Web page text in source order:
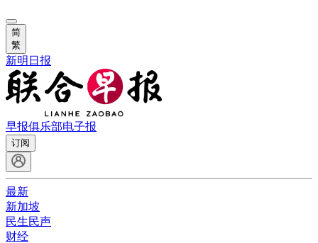
简
繁
新明日报
早报俱乐部电子报
订阅
最新
新加坡
民生民声
财经